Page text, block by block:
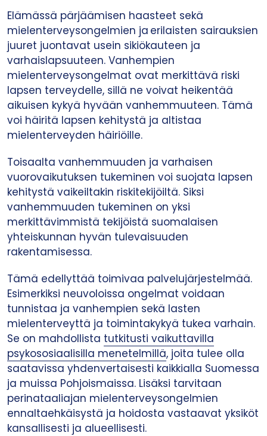
Elämässä pärjäämisen haasteet sekä
mielenterveysongelmien ja erilaisten sairauksien
juuret juontavat usein sikiökauteen ja
varhaislapsuuteen. Vanhempien
mielenterveysongelmat ovat merkittävä riski
lapsen terveydelle, sillä ne voivat heikentää
aikuisen kykyä hyvään vanhemmuuteen. Tämä
voi häiritä lapsen kehitystä ja altistaa
mielenterveyden häiriöille. ​
Toisaalta vanhemmuuden ja varhaisen
vuorovaikutuksen tukeminen voi suojata lapsen
kehitystä vaikeiltakin riskitekijöiltä. Siksi
vanhemmuuden tukeminen on yksi
merkittävimmistä tekijöistä suomalaisen
yhteiskunnan hyvän tulevaisuuden
rakentamisessa. ​
Tämä edellyttää toimivaa palvelujärjestelmää.
Esimerkiksi neuvoloissa ongelmat voidaan
tunnistaa ja vanhempien sekä lasten
mielenterveyttä ja toimintakykyä tukea varhain.
Se on mahdollista tutkitusti vaikuttavilla
psykososiaalisilla menetelmillä, joita tulee olla
saatavissa yhdenvertaisesti kaikkialla Suomessa
ja muissa Pohjoismaissa. Lisäksi tarvitaan
perinataaliajan mielenterveysongelmien
ennaltaehkäisystä ja hoidosta vastaavat yksiköt
kansallisesti ja alueellisesti. ​